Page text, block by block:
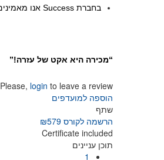
בחברת Success אנו מאמינים כי מכירה חייבת לתת ערך לשני הצדדים, ומתנגדים בתוקף לביצוע מכירות שמבוצעות רק בכדי למכור ובעצם לא נותנות שום ערך ללקוח.
“מכירה היא אקט של עזרה!”
Please, login to leave a review
הוספה למועדפים
שתף
הרשמה לקורס ₪579
Certificate included
תוכן עניינים
1